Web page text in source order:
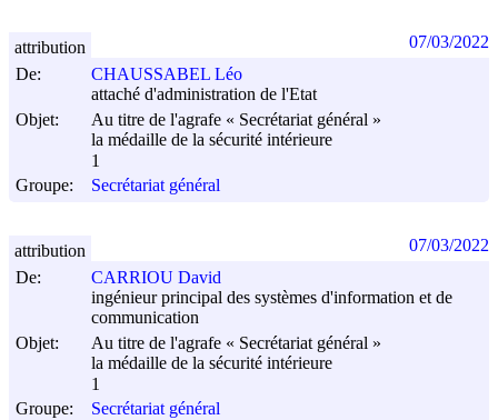
De:
CHAUSSABEL Léo
attaché d'administration de l'Etat
Objet:
Au titre de l'agrafe « Secrétariat général »
la médaille de la sécurité intérieure
1
Groupe:
Secrétariat général
attribution 07/03/2022
De:
CARRIOU David
ingénieur principal des systèmes d'information et de
communication
Objet:
Au titre de l'agrafe « Secrétariat général »
la médaille de la sécurité intérieure
1
Groupe:
Secrétariat général
attribution 07/03/2022